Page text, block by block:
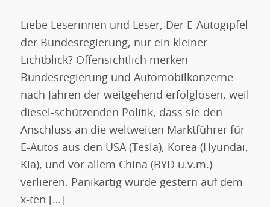
Liebe Leserinnen und Leser, Der E-Autogipfel
der Bundesregierung, nur ein kleiner
Lichtblick? Offensichtlich merken
Bundesregierung und Automobilkonzerne
nach Jahren der weitgehend erfolglosen, weil
diesel-schützenden Politik, dass sie den
Anschluss an die weltweiten Marktführer für
E-Autos aus den USA (Tesla), Korea (Hyundai,
Kia), und vor allem China (BYD u.v.m.)
verlieren. Panikartig wurde gestern auf dem
x-ten […]